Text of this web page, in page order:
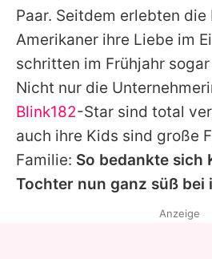
Utiq
Paar. Seitdem erlebten die
Amerikaner ihre Liebe im
schritten im Frühjahr
Nicht nur die
Blink182-Star sind total
auch ihre Kids sind große
Familie: So bedankte sich
Tochter nun ganz süß bei
Anzeige